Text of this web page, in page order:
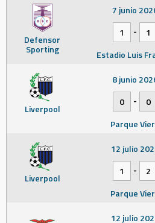
Defensor
Sporting
7 junio
1
-
1
Estadio Luis
Liverpool
8 junio
0
-
0
Parque
Liverpool
12 julio
1
-
2
Parque
12 julio